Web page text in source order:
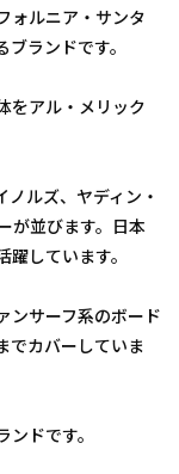
ォルニア・サンタ
ランドです。
をアル・メリック
ルズ、ヤディン・
が並びます。日本
しています。
ンサーフ系のボード
でカバーしていま
ドです。